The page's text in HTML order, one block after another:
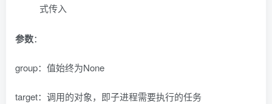
式传入
参数：
group：值始终为None
target：调用的对象，即子进程需要执行的任务